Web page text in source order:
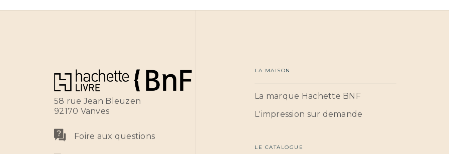
58 rue Jean Bleuzen
92170 Vanves
Foire aux questions
LA MAISON
La marque Hachette BNF
L'impression sur demande
LE CATALOGUE